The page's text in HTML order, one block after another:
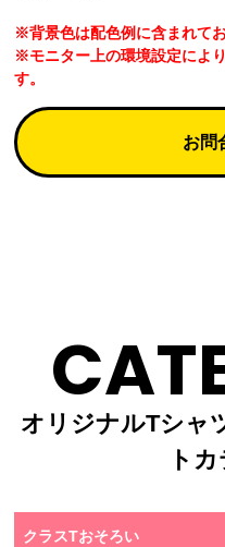
※背景色は配色例に含まれてお
※モニター上の環境設定によ
す。
お問
オリジナルTシャ
ト
クラスTおそろい